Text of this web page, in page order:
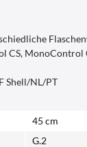
Shell/NL/PT
45 cm
G.2